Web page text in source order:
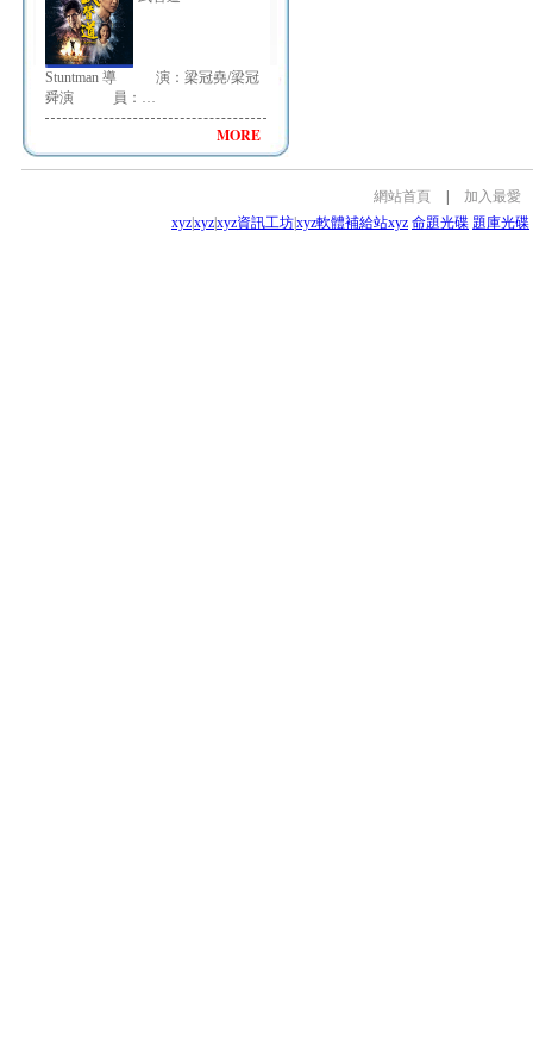
Stuntman 導 演：梁冠堯/梁冠
舜演 員：…
MORE
網站首頁
加入最愛
xyzxyzxyz資訊工坊xyz軟體補給站xyz 命題光碟 題庫光碟